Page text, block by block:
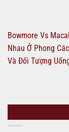
Bowmore Vs
Nhau Ở Phong
Và Đối Tượng